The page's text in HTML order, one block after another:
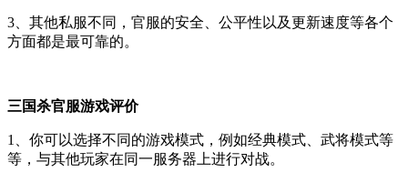
3、其他私服不同，官服的安全、公平性以及更新速度等各个
方面都是最可靠的。
三国杀官服游戏评价
1、你可以选择不同的游戏模式，例如经典模式、武将模式等
等，与其他玩家在同一服务器上进行对战。